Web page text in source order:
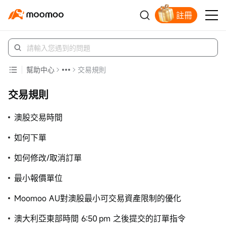
註冊
幫助中心 交易規則
交易規則
澳股交易時間
如何下單
如何修改/取消訂單
最小報價單位
Moomoo AU對澳股最小可交易資產限制的優化
澳大利亞東部時間 6:50 pm 之後提交的訂單指令